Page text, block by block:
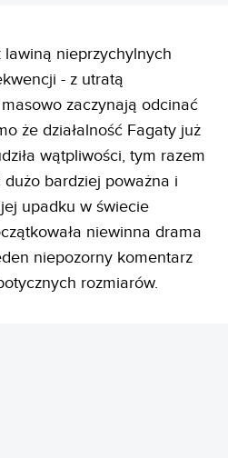
nieprzychylnych
- z utratą
zaczynają odcinać
że działalność Fagaty już
wątpliwości, tym razem
bardziej poważna i
upadku w świecie
niewinna drama
niepozorny komentarz
rozmiarów.